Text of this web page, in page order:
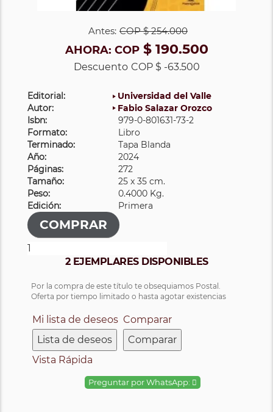
Antes: COP$ 254.000
AHORA: COP$ 190.500
Descuento COP $ -63.500
Editorial:
Universidad del Valle
Autor:
Fabio Salazar Orozco
Isbn:
979-0-801631-73-2
Formato:
Libro
Terminado:
Tapa Blanda
Año:
2024
Páginas:
272
Tamaño:
25 x 35 cm.
Peso:
0.4000 Kg.
Edición:
Primera
2 EJEMPLARES DISPONIBLES
Por la compra de este título te obsequiamos Postal.
Oferta por tiempo limitado o hasta agotar existencias
Mi lista de deseos
Lista de deseos
Comparar
Comparar
Vista Rápida
Preguntar por WhatsApp: